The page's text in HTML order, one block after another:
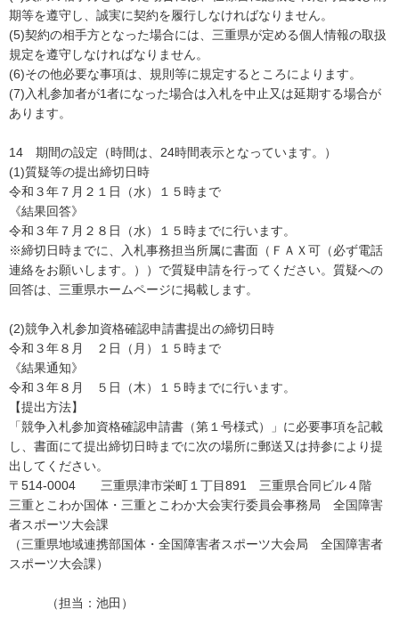
期等を遵守し、誠実に契約を履行しなければなりません。
(5)契約の相手方となった場合には、三重県が定める個人情報の取扱
規定を遵守しなければなりません。
(6)その他必要な事項は、規則等に規定するところによります。
(7)入札参加者が1者になった場合は入札を中止又は延期する場合が
あります。
14 期間の設定（時間は、24時間表示となっています。）
(1)質疑等の提出締切日時
令和３年７月２１日（水）１５時まで
《結果回答》
令和３年７月２８日（水）１５時までに行います。
※締切日時までに、入札事務担当所属に書面（ＦＡＸ可（必ず電話
連絡をお願いします。））で質疑申請を行ってください。質疑への
回答は、三重県ホームページに掲載します。
(2)競争入札参加資格確認申請書提出の締切日時
令和３年８月 ２日（月）１５時まで
《結果通知》
令和３年８月 ５日（木）１５時までに行います。
【提出方法】
「競争入札参加資格確認申請書（第１号様式）」に必要事項を記載
し、書面にて提出締切日時までに次の場所に郵送又は持参により提
出してください。
〒514‐0004 三重県津市栄町１丁目891 三重県合同ビル４階
三重とこわか国体・三重とこわか大会実行委員会事務局 全国障害
者スポーツ大会課
（三重県地域連携部国体・全国障害者スポーツ大会局 全国障害者
スポーツ大会課）
（担当：池田）